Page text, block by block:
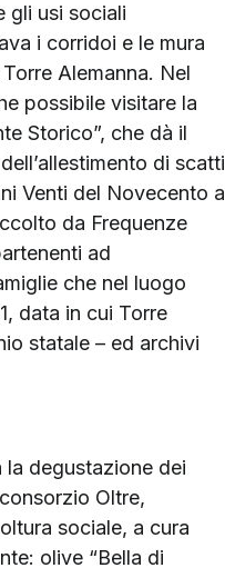
gli usi sociali
i corridoi e le mura
Alemanna. Nel
possibile visitare la
Storico”, che dà il
di scatti
Venti del Novecento a
da Frequenze
ad
che nel luogo
data in cui Torre
statale – ed archivi
la degustazione dei
Oltre,
sociale, a cura
olive “Bella di